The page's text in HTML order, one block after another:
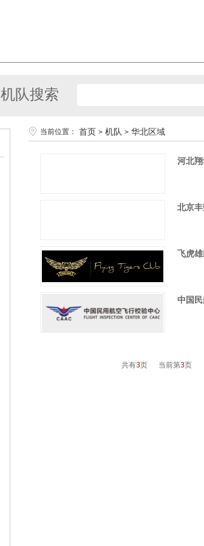
机队搜索
当前位置： 首页 > 机队 > 华北区域
河北
北京
飞虎
中国
共有3页 当前第3页